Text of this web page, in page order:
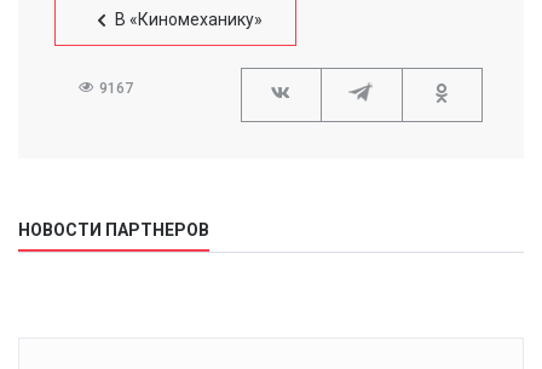
В «Киномеханику»
9167
НОВОСТИ ПАРТНЕРОВ